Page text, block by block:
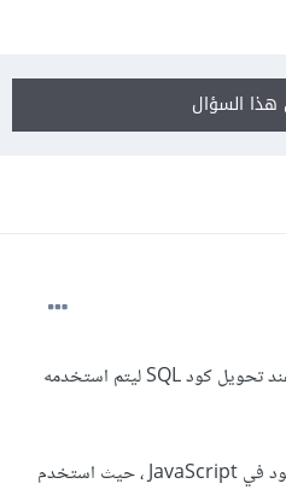
السؤال
متى يتم استخدام علامة الزائد عند تحويل كود SQL ليتم استخدمه
مرفق كود SQL تم تحويله الى كود في JavaScript ، حيث استخدم